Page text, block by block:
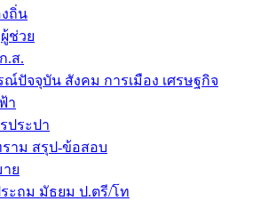
ถิ่น
ช่วย
.ส.
ณ์ปัจจุบัน สังคม การเมือง เศรษฐกิจ
า
ประปา
าม สรุป-ข้อสอบ
ย
ะถม มัธยม ป.ตรี/โท